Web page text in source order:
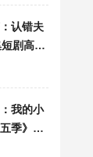
认错夫
剧高清
我的小
季》90
集资源